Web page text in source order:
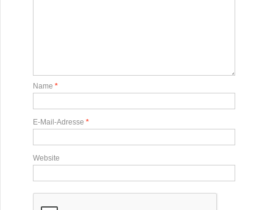
Name *
E-Mail-Adresse *
Website